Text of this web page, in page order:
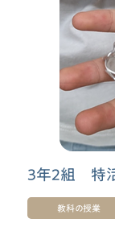
3年2組 特活
教科の授業